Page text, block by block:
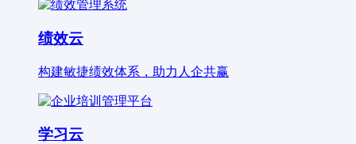
绩效云
构建敏捷绩效体系，助力人企共赢
学习云